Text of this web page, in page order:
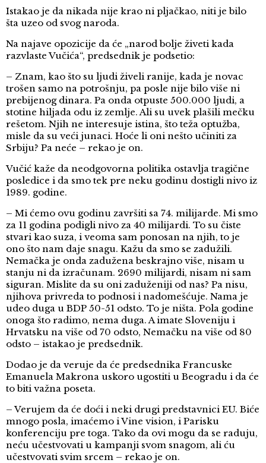
Istakao je da nikada nije krao ni pljačkao, niti je bilo
šta uzeo od svog naroda.
Na najave opozicije da će „narod bolje živeti kada
razvlaste Vučića“, predsednik je podsetio:
– Znam, kao što su ljudi živeli ranije, kada je novac
trošen samo na potrošnju, pa posle nije bilo više ni
prebijenog dinara. Pa onda otpuste 500.000 ljudi, a
stotine hiljada odu iz zemlje. Ali su uvek plašili mečku
rešetom. Njih ne interesuje istina, što teža optužba,
misle da su veći junaci. Hoće li oni nešto učiniti za
Srbiju? Pa neće – rekao je on.
Vučić kaže da neodgovorna politika ostavlja tragične
posledice i da smo tek pre neku godinu dostigli nivo iz
1989. godine.
– Mi ćemo ovu godinu završiti sa 74. milijarde. Mi smo
za 11 godina podigli nivo za 40 milijardi. To su čiste
stvari kao suza, i veoma sam ponosan na njih, to je
ono što nam daje snagu. Kažu da smo se zadužili.
Nemačka je onda zadužena beskrajno više, nisam u
stanju ni da izračunam. 2690 milijardi, nisam ni sam
siguran. Mislite da su oni zaduženiji od nas? Pa nisu,
njihova privreda to podnosi i nadomešćuje. Nama je
udeo duga u BDP 50-51 odsto. To je ništa. Pola godine
onoga što radimo, nema duga. A imate Sloveniju i
Hrvatsku na više od 70 odsto, Nemačku na više od 80
odsto – istakao je predsednik.
Dodao je da veruje da će predsednika Francuske
Emanuela Makrona uskoro ugostiti u Beogradu i da će
to biti važna poseta.
– Verujem da će doći i neki drugi predstavnici EU. Biće
mnogo posla, imaćemo i Vine vision, i Parisku
konferenciju pre toga. Tako da ovi mogu da se raduju,
neću učestvovati u kampanji svom snagom, ali ću
učestvovati svim srcem – rekao je on.